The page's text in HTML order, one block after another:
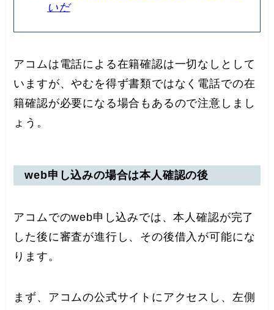
いだ
アコムは電話による在籍確認は一切なしとして
いますが、やむを得ず書類ではなく電話での在
籍確認が必要になる場合もあるので注意しまし
ょう。
web申し込みの場合は本人確認の後
アコムでのweb申し込みでは、本人確認が完了
した後に審査が進行し、その後借入が可能にな
ります。
まず、アコムの公式サイトにアクセスし、左側